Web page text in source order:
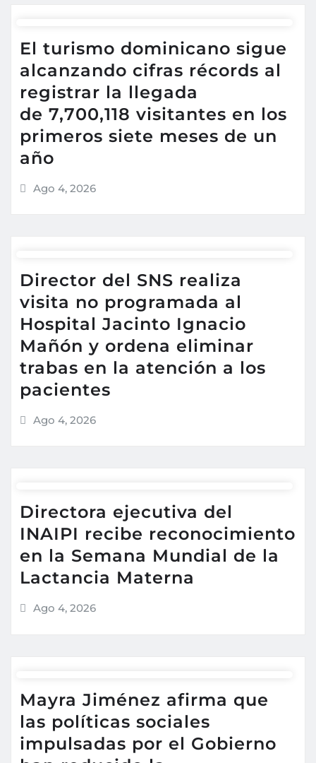
El turismo dominicano sigue
alcanzando cifras récords al
registrar la llegada
de 7,700,118 visitantes en los
primeros siete meses de un
año
Ago 4, 2026
Director del SNS realiza
visita no programada al
Hospital Jacinto Ignacio
Mañón y ordena eliminar
trabas en la atención a los
pacientes
Ago 4, 2026
Directora ejecutiva del
INAIPI recibe reconocimiento
en la Semana Mundial de la
Lactancia Materna
Ago 4, 2026
Mayra Jiménez afirma que
las políticas sociales
impulsadas por el Gobierno